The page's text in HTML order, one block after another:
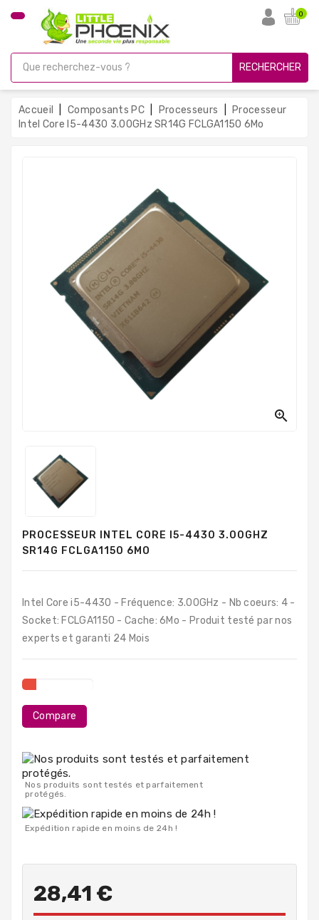
CATÉGORIE
Gamer
Unités
Centrales
Reconditionnées
Processeurs
Mémoires
Disques
Durs
PC
Composants
Portables
Destockage
0
RECHERCHER
Accueil Composants PC Processeurs
Processeur
Intel Core I5-4430 3.00GHz SR14G FCLGA1150 6Mo

PROCESSEUR INTEL CORE I5-4430 3.00GHZ
SR14G FCLGA1150 6MO
Intel Core i5-4430 - Fréquence: 3.00GHz - Nb coeurs: 4 -
Socket: FCLGA1150 - Cache: 6Mo - Produit testé par nos
experts et garanti 24 Mois
Compare
Nos produits sont testés et parfaitement
protégés.
Expédition rapide en moins de 24h !
28,41 €